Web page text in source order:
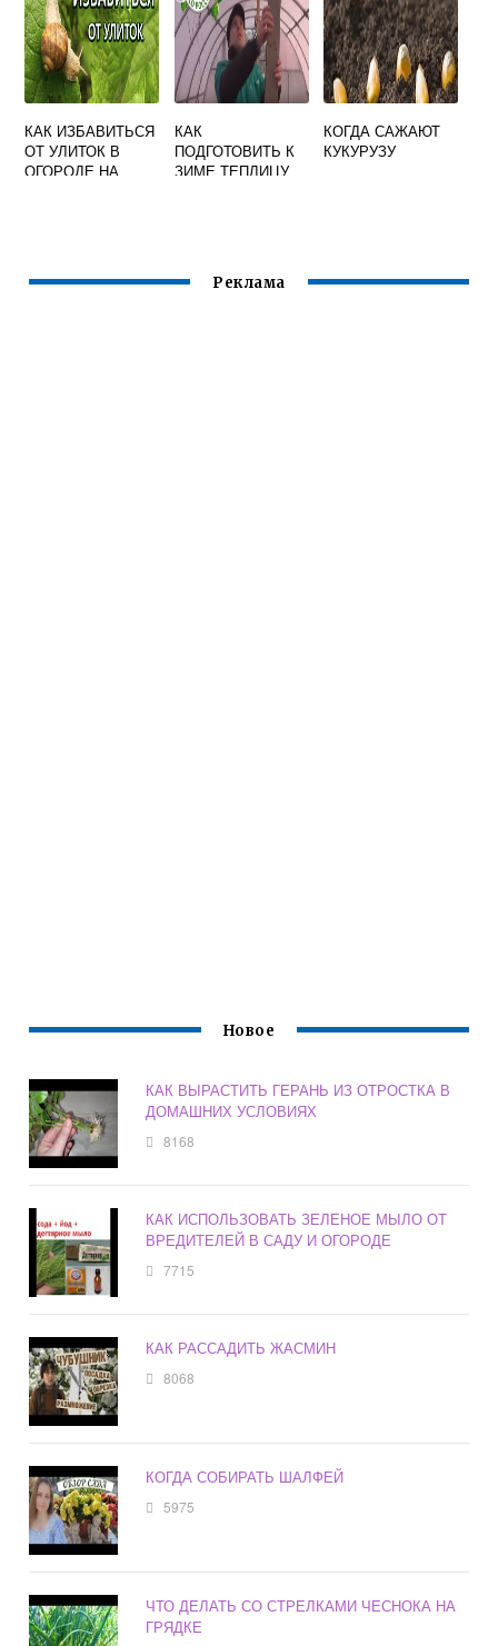
КАК ИЗБАВИТЬСЯ
ОТ УЛИТОК В
ОГОРОДЕ НА
КАК
ПОДГОТОВИТЬ К
ЗИМЕ ТЕПЛИЦУ
КОГДА САЖАЮТ
КУКУРУЗУ
Реклама
Новое
КАК ВЫРАСТИТЬ ГЕРАНЬ ИЗ ОТРОСТКА В
ДОМАШНИХ УСЛОВИЯХ
8168
КАК ИСПОЛЬЗОВАТЬ ЗЕЛЕНОЕ МЫЛО ОТ
ВРЕДИТЕЛЕЙ В САДУ И ОГОРОДЕ
7715
КАК РАССАДИТЬ ЖАСМИН
8068
КОГДА СОБИРАТЬ ШАЛФЕЙ
5975
ЧТО ДЕЛАТЬ СО СТРЕЛКАМИ ЧЕСНОКА НА
ГРЯДКЕ